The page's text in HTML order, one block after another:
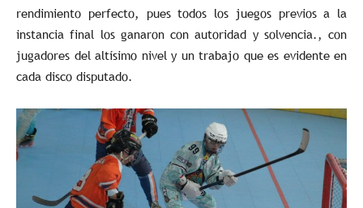
rendimiento perfecto, pues todos los juegos previos a la
instancia final los ganaron con autoridad y solvencia., con
jugadores del altísimo nivel y un trabajo que es evidente en
cada disco disputado.